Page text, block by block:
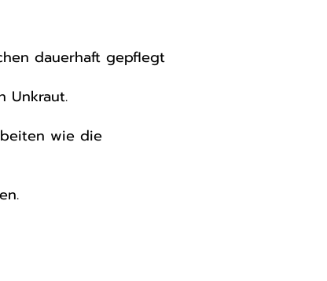
dauerhaft gepflegt
Unkraut.
wie die